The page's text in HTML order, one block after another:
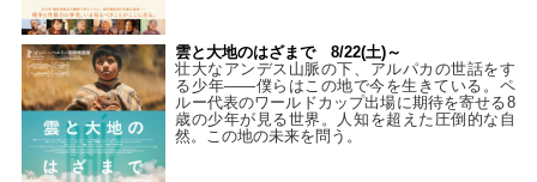
雲と大地のはざまで 8/22(土)～
壮大なアンデス山脈の下、アルパカの世話をす
る少年――僕らはこの地で今を生きている。ペ
ルー代表のワールドカップ出場に期待を寄せる8
歳の少年が見る世界。人知を超えた圧倒的な自
然。この地の未来を問う。